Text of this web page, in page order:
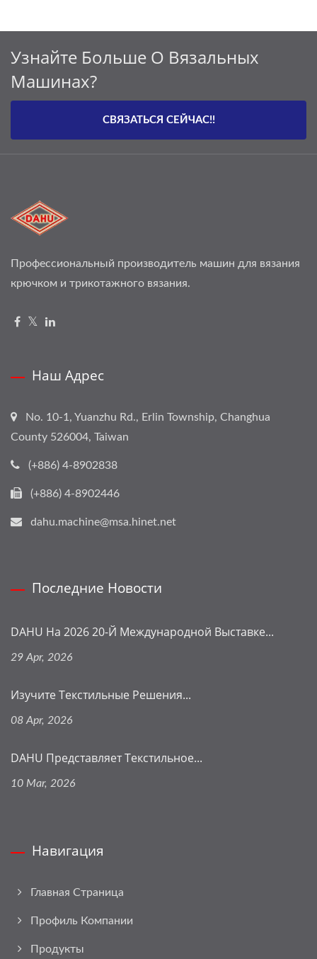
Узнайте Больше О Вязальных
Машинах?
СВЯЗАТЬСЯ СЕЙЧАС!!
Профессиональный производитель машин для вязания
крючком и трикотажного вязания.
Наш Адрес
No. 10-1, Yuanzhu Rd., Erlin Township, Changhua
County 526004, Taiwan
(+886) 4-8902838
(+886) 4-8902446
dahu.machine@msa.hinet.net
Последние Новости
DAHU На 2026 20-Й Международной Выставке...
29 Apr, 2026
Изучите Текстильные Решения...
08 Apr, 2026
DAHU Представляет Текстильное...
10 Mar, 2026
Навигация
Главная Страница
Профиль Компании
Продукты